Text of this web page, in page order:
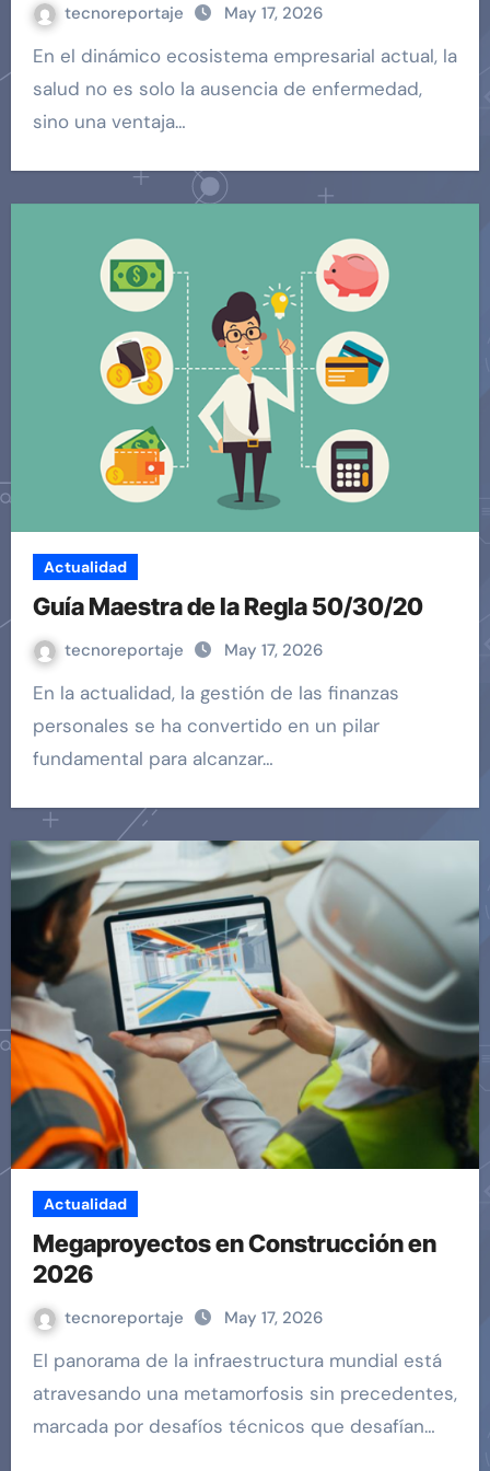
tecnoreportaje May 17, 2026
En el dinámico ecosistema empresarial actual, la
salud no es solo la ausencia de enfermedad,
sino una ventaja…
Actualidad
Guía Maestra de la Regla 50/30/20
tecnoreportaje May 17, 2026
En la actualidad, la gestión de las finanzas
personales se ha convertido en un pilar
fundamental para alcanzar…
Actualidad
Megaproyectos en Construcción en
2026
tecnoreportaje May 17, 2026
El panorama de la infraestructura mundial está
atravesando una metamorfosis sin precedentes,
marcada por desafíos técnicos que desafían…